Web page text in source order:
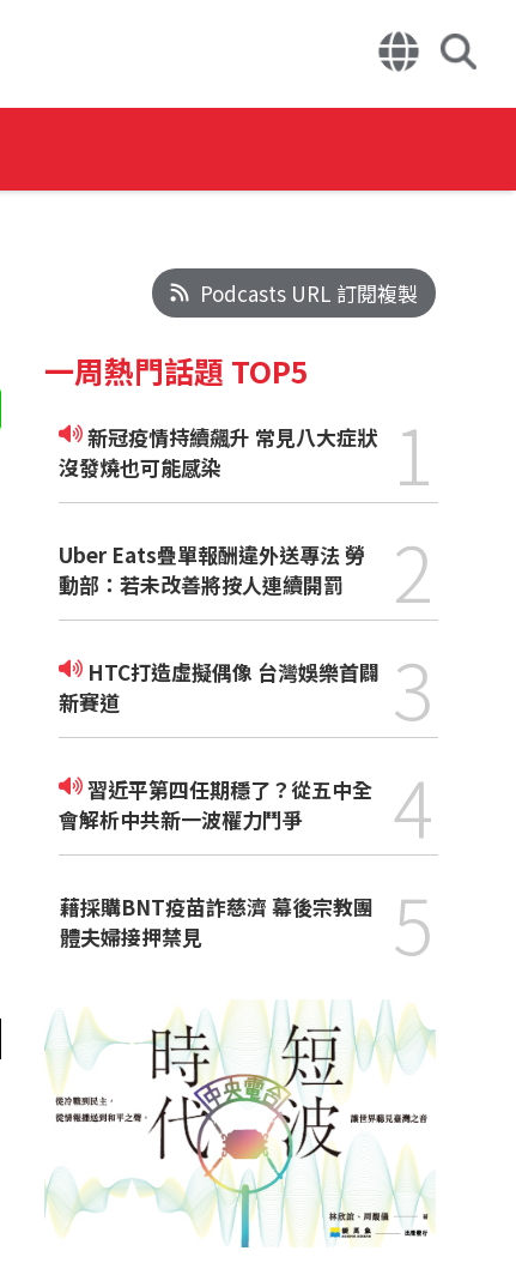
Podcasts URL 訂閱複製
一周熱門話題 TOP5
新冠疫情持續飆升 常見八大症狀
沒發燒也可能感染
1
Uber Eats疊單報酬違外送專法 勞
動部：若未改善將按人連續開罰
2
新賽道
3
習近平第四任期穩了？從五中全
會解析中共新一波權力鬥爭
4
藉採購BNT疫苗詐慈濟 幕後宗教團
體夫婦接押禁見
5